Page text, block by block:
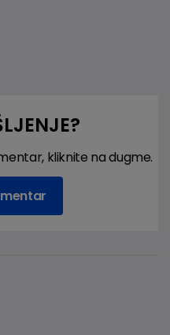
kliknite na dugme.